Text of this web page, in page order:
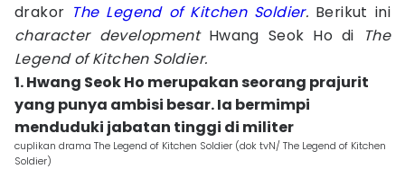
drakor The Legend of Kitchen Soldier. Berikut ini
character development Hwang Seok Ho di
The
Legend of Kitchen Soldier.
1. Hwang Seok Ho merupakan seorang prajurit
yang punya ambisi besar. Ia bermimpi
menduduki jabatan tinggi di militer
cuplikan drama The Legend of Kitchen Soldier (dok tvN/ The Legend of Kitchen
Soldier)